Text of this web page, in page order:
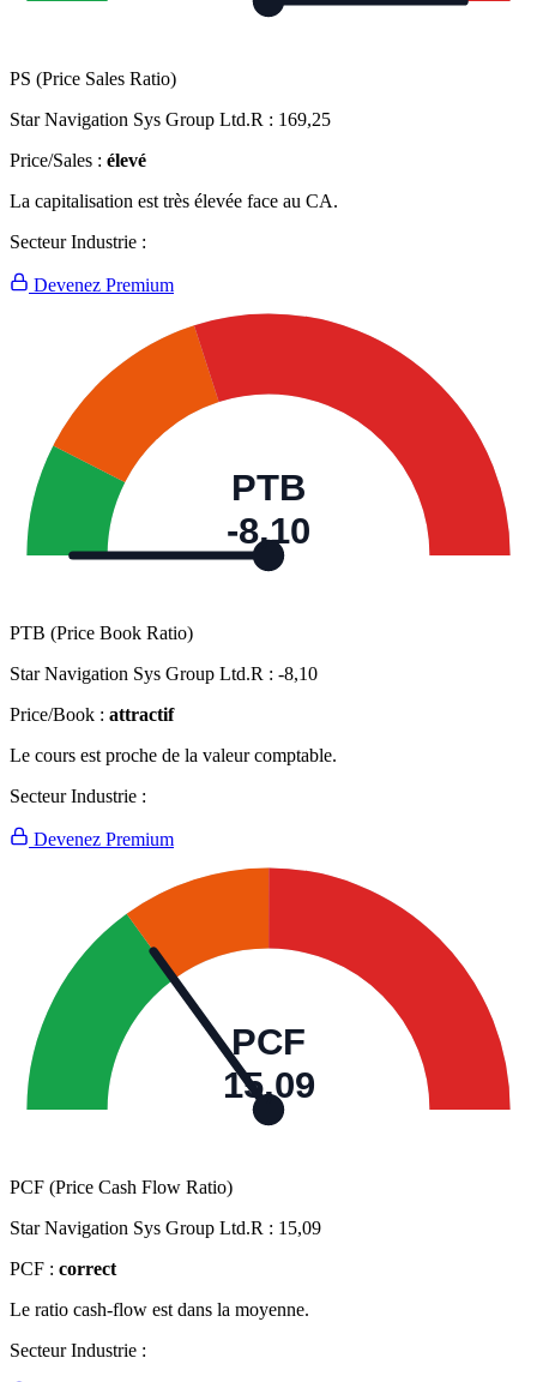
PS (Price Sales Ratio)
Star Navigation Sys Group Ltd.R : 169,25
Price/Sales : élevé
La capitalisation est très élevée face au CA.
Secteur Industrie :
Devenez Premium
PTB
-8,10
PTB (Price Book Ratio)
Star Navigation Sys Group Ltd.R : -8,10
Price/Book : attractif
Le cours est proche de la valeur comptable.
Secteur Industrie :
Devenez Premium
PCF
15,09
PCF (Price Cash Flow Ratio)
Star Navigation Sys Group Ltd.R : 15,09
PCF : correct
Le ratio cash-flow est dans la moyenne.
Secteur Industrie :